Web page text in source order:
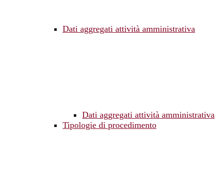
Dati aggregati attività amministrativa
Dati aggregati attività amministrativa
Tipologie di procedimento